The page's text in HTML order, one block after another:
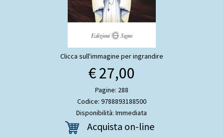
Clicca sull'immagine per ingrandire
€ 27,00
Pagine: 288
Codice: 9788893188500
Disponibilità: Immediata
Acquista on-line